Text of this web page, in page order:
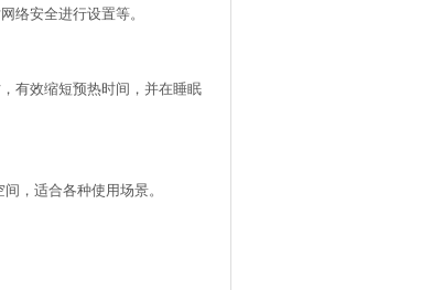
络安全进行设置等。
有效缩短预热时间，并在睡眠
，适合各种使用场景。